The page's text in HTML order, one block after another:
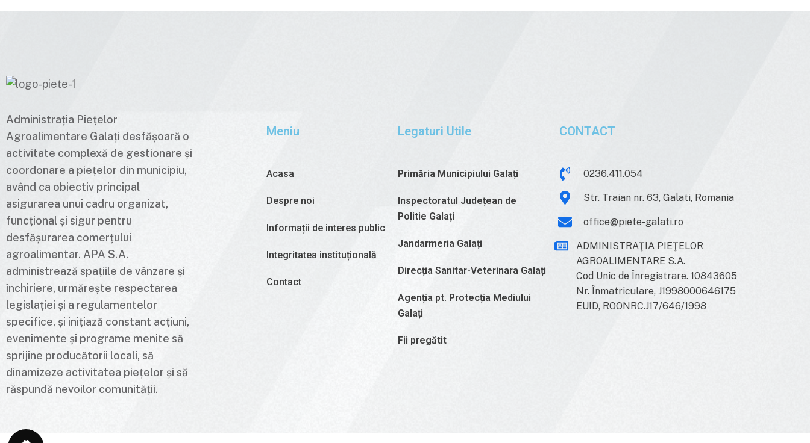
Administrația Piețelor
Agroalimentare Galați desfășoară o
activitate complexă de gestionare și
coordonare a piețelor din municipiu,
având ca obiectiv principal
asigurarea unui cadru organizat,
funcțional și sigur pentru
desfășurarea comerțului
agroalimentar. APA S.A.
administrează spațiile de vânzare și
închiriere, urmărește respectarea
legislației și a regulamentelor
specifice, și inițiază constant acțiuni,
evenimente și programe menite să
sprijine producătorii locali, să
dinamizeze activitatea piețelor și să
răspundă nevoilor comunității.
Meniu
Acasa
Despre noi
Informații de interes public
Integritatea instituțională
Contact
Legaturi Utile
Primăria Municipiului Galați
Inspectoratul Județean de
Politie Galați
Jandarmeria Galați
Direcția Sanitar-Veterinara Galați
Agenția pt. Protecția Mediului
Galați
Fii pregătit
CONTACT
0236.411.054
Str. Traian nr. 63, Galati, Romania
office@piete-galati.ro
ADMINISTRAŢIA PIEŢELOR
AGROALIMENTARE S.A.
Cod Unic de Înregistrare. 10843605
Nr. Înmatriculare, J1998000646175
EUID, ROONRC.J17/646/1998